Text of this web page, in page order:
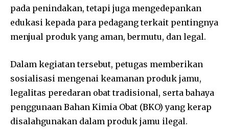
pada penindakan, tetapi juga mengedepankan
edukasi kepada para pedagang terkait pentingnya
menjual produk yang aman, bermutu, dan legal.
Dalam kegiatan tersebut, petugas memberikan
sosialisasi mengenai keamanan produk jamu,
legalitas peredaran obat tradisional, serta bahaya
penggunaan Bahan Kimia Obat (BKO) yang kerap
disalahgunakan dalam produk jamu ilegal.